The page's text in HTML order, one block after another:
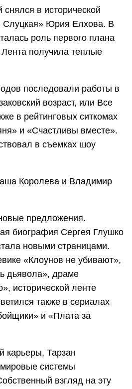
в исторической
Слуцкая» Юрия Елхова. В
роль первого плана
получила теплые
последовали работы в
возраст, или Все
в рейтинговых ситкомах
и «Счастливы вместе».
в съемках шоу
Королева и Владимир
предложения.
биография Сергея Глушко
новыми страницами.
«Клоунов не убивают»,
дьявола», драме
исторической ленте
также в сериалах
и «Плата за
карьеры, Тарзан
системы
взгляд на эту